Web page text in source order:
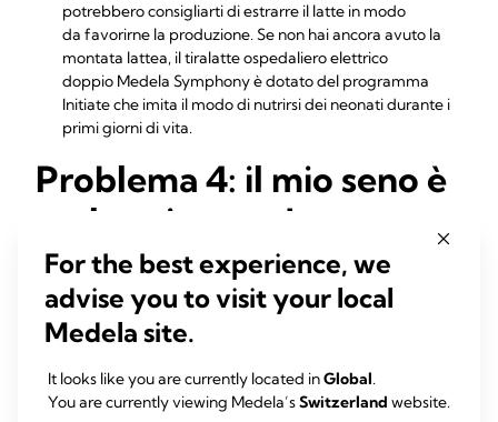
potrebbero consigliarti di estrarre il latte in modo
da favorirne la produzione. Se non hai ancora avuto la
montata lattea, il tiralatte ospedaliero elettrico
doppio Medela Symphonyè dotato del programma
Initiate che imita il modo di nutrirsi dei neonati durante i
primi giorni di vita.
Problema 4: il mio seno è
molto pieno e duro
Una volta avvenuta la montata lattea il tuo seno diventerà
più pieno e sodo. Questo cambiamento non causa problemi
se il tuo bambino si nutre in modo adeguato e di frequente.
Tuttavia, il seno di alcune donne può diventare duro come la
Questa condizione viene chiamata ingorgo mammario. I seni
con un ingorgo possono anche essere piuttosto caldi a causa
For the best experience, we
advise you to visit your local
Medela site.
It looks like you are currently located inGlobal.
You are currently viewing Medela’sSwitzerland website.